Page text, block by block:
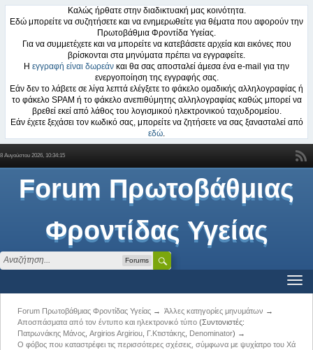
Καλώς ήρθατε στην διαδικτυακή μας κοινότητα.
Εδώ μπορείτε να συζητήσετε και να ενημερωθείτε για θέματα που αφορούν την
Πρωτοβάθμια Φροντίδα Υγείας.
Για να συμμετέχετε και να μπορείτε να κατεβάσετε αρχεία και εικόνες που
βρίσκονται στα μηνύματα πρέπει να εγγραφείτε.
Η εγγραφή είναι δωρεάν και θα σας αποσταλεί άμεσα ένα e-mail για την
ενεργοποίηση της εγγραφής σας.
Εάν δεν το λάβετε σε λίγα λεπτά ελέγξετε το φάκελο ομαδικής αλληλογραφίας ή
το φάκελο SPAM ή το φάκελο ανεπιθύμητης αλληλογραφίας καθώς μπορεί να
βρεθεί εκεί από λάθος του λογισμικού ηλεκτρονικού ταχυδρομείου.
Εάν έχετε ξεχάσει τον κωδικό σας, μπορείτε να ζητήσετε να σας ξανασταλεί από
εδώ.
8 Αυγούστου 2026, 10:34:15
Forum Πρωτοβάθμιας
Φροντίδας Υγείας
Forums
Forum Πρωτοβάθμιας Φροντίδας Υγείας→ Άλλες κατηγορίες μηνυμάτων →
Αποσπάσματα από τον έντυπο και ηλεκτρονικό τύπο(Συντονιστές:
Πατρωνάκης Μάνος, Argirios Argiriou, Γ.Κτιστάκης, Denominator) →
O φόβος που καταστρέφει τις περισσότερες σχέσεις, σύμφωνα με ψυχίατρο του Χάρβαρ